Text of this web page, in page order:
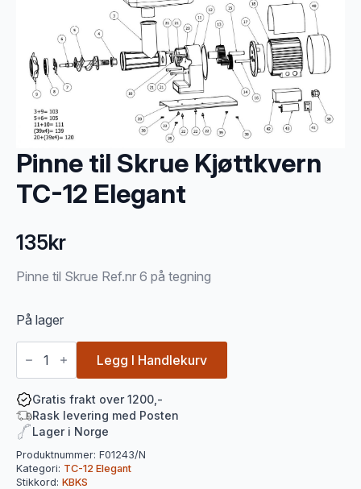
Pinne til Skrue Kjøttkvern
TC-12 Elegant
135kr
Pinne til Skrue Ref.nr 6 på tegning
På lager
Pinne
TC-
12
Elegant
antall
Legg I Handlekurv
Gratis frakt over 1200,-
Rask levering med Posten
Lager i Norge
Produktnummer: F01243/N
Kategori: TC-12 Elegant
Stikkord: KBKS